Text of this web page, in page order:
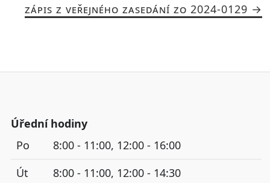
ZÁPIS Z VEŘEJNÉHO ZASEDÁNÍ ZO 2024-0129
Úřední hodiny
Po
8:00 - 11:00, 12:00 - 16:00
Út
8:00 - 11:00, 12:00 - 14:30